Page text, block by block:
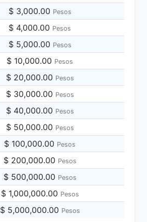
$ 3,000.00 Pesos
$ 4,000.00 Pesos
$ 5,000.00 Pesos
$ 10,000.00 Pesos
$ 20,000.00 Pesos
$ 30,000.00 Pesos
$ 40,000.00 Pesos
$ 50,000.00 Pesos
$ 100,000.00 Pesos
$ 200,000.00 Pesos
$ 500,000.00 Pesos
$ 1,000,000.00 Pesos
$ 5,000,000.00 Pesos